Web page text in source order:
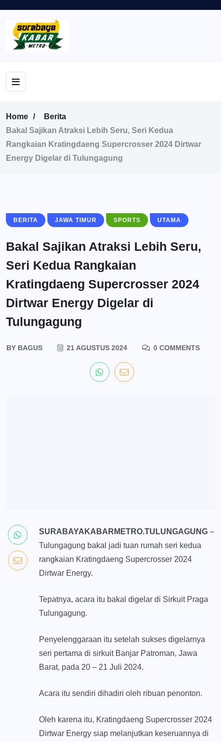
Home
Berita
Bakal Sajikan Atraksi Lebih Seru, Seri Kedua
Rangkaian Kratingdaeng Supercrosser 2024 Dirtwar
Energy Digelar di Tulungagung
BERITA JAWA TIMUR SPORTS UTAMA
Bakal Sajikan Atraksi Lebih Seru,
Seri Kedua Rangkaian
Kratingdaeng Supercrosser 2024
Dirtwar Energy Digelar di
Tulungagung
BY BAGUS 21 AGUSTUS 2024 0 COMMENTS
SURABAYAKABARMETRO.TULUNGAGUNG –
Tulungagung bakal jadi tuan rumah seri kedua
rangkaian Kratingdaeng Supercrosser 2024
Dirtwar Energy.
Tepatnya, acara itu bakal digelar di Sirkuit Praga
Tulungagung.
Penyelenggaraan itu setelah sukses digelarnya
seri pertama di sirkuit Banjar Patroman, Jawa
Barat, pada 20 – 21 Juli 2024.
Acara itu sendiri dihadiri oleh ribuan penonton.
Oleh karena itu, Kratingdaeng Supercrosser 2024
Dirtwar Energy siap melanjutkan keseruannya di